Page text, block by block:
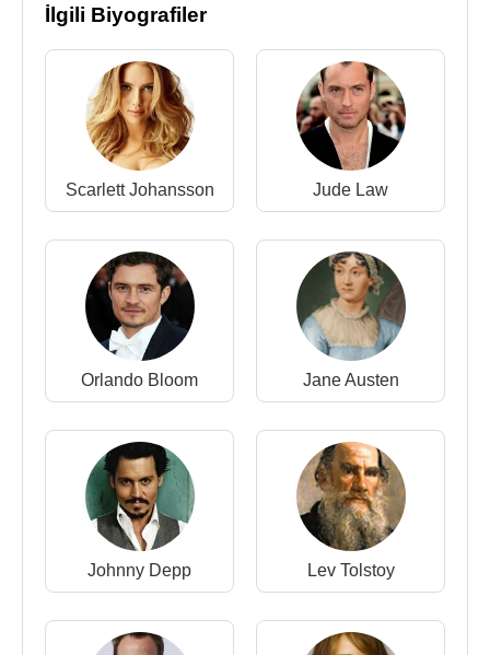
Keira Knightley, sinema kariyerinin yanında tiyatro
sahnesinde de yer almıştır.The Misanthropeve
The Children’s Hour
gibi sahne yapımlarında rol
alarak yalnızca kamera önü oyunculuğuyla değil,
canlı performans disipliniyle de kendini göstermiştir.
Sahne çalışmaları, onun oyunculuğunu farklı
anlatım biçimleri içinde geliştirmesine katkı
sağlamıştır.
Filmleri ve Dizileri
Oyuncu:
2025 - The Perfect Gift (Keira Knightley) (TV
Special)
2025 - Black Doves (Helen Webb) (Tv dizisi)
2025 -The Woman in Cabin 10/ 10 Numaralı
2023 -Boston Strangler
/ Boston Canavarı
(Loretta McLaughlin) (Sinema Filmi)
2023 - The Sound Collector (anlatıcı) (Tv dizisi)
2021 - Charlotte (Charlotte Salomon (ses))(Sinema
2021 -Silent Night(Nell)(Sinema Filmi)
2020 -Misbehaviour
/ Bayan Devrim (Sally
Alexander) (Sinema Filmi)
İlgili Biyografiler
Scarlett Johansson Jude Law
Orlando Bloom Jane Austen
Johnny Depp Lev Tolstoy